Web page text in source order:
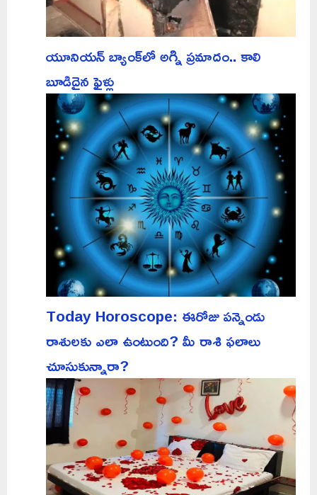
యూనియన్ బ్యాంక్‌లో అగ్ని ప్రమాదం.. కాలి
బూడిదైన ఫైళ్లు
Today Horoscope: ఈరోజు పన్నెండు
రాశులకు ఎలా ఉంటుంది? మీ రాశి ఫలాలు
చూసుకున్నారా?